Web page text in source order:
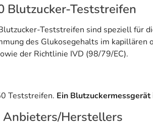
Blutzucker-Teststreifen
Teststreifen sind speziell für
des Glukosegehalts im
der Richtlinie IVD (98/79/EC).
Teststreifen. Ein
Anbieters/Herstellers